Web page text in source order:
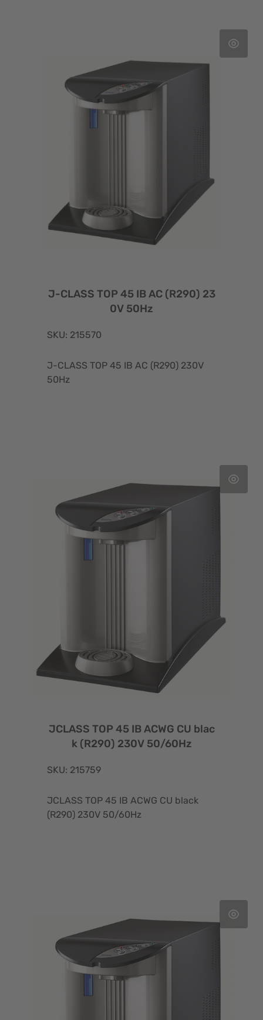
J-CLASS TOP 45 IB AC (R290) 23
0V 50Hz
SKU: 215570
J-CLASS TOP 45 IB AC (R290) 230V
50Hz
JCLASS TOP 45 IB ACWG CU blac
k (R290) 230V 50/60Hz
SKU: 215759
JCLASS TOP 45 IB ACWG CU black
(R290) 230V 50/60Hz